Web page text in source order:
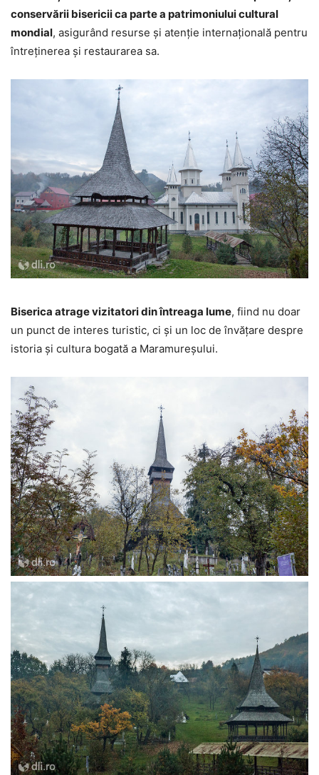
conservării bisericii ca parte a patrimoniului cultural
mondial, asigurând resurse și atenție internațională pentru
întreținerea și restaurarea sa.
Biserica atrage vizitatori din întreaga lume, fiind nu doar
un punct de interes turistic, ci și un loc de învățare despre
istoria și cultura bogată a Maramureșului.